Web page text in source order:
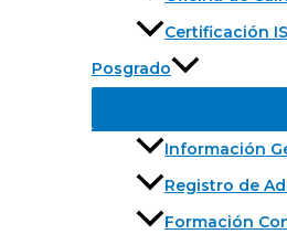
Certificación
Posgrado
Información
Registro de
Formación